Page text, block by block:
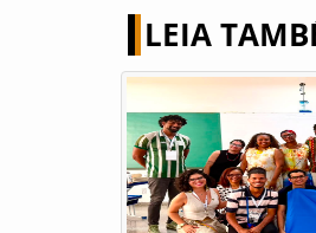
LEIA